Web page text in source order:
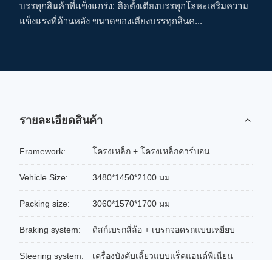
บรรทุกสินค้าที่แข็งแกร่ง: ติดตั้งเตียงบรรทุกโลหะเสริมความ
แข็งแรงที่ด้านหลัง ขนาดของเตียงบรรทุกสินค...
รายละเอียดสินค้า
Framework: โครงเหล็ก + โครงเหล็กคาร์บอน
Vehicle Size: 3480*1450*2100 มม
Packing size: 3060*1570*1700 มม
Braking system: ดิสก์เบรกสี่ล้อ + เบรกจอดรถแบบเหยียบ
Steering system: เครื่องบังคับเลี้ยวแบบแร็คแอนด์พีเนียน